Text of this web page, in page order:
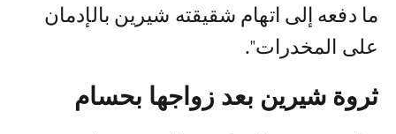
ما دفعه إلى اتهام شقيقته شيرين بالإدمان
على المخدرات".
ثروة شيرين بعد زواجها بحسام